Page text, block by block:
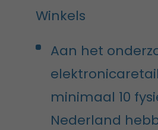
Winkels
Aan het
minimaal 10
Nederland